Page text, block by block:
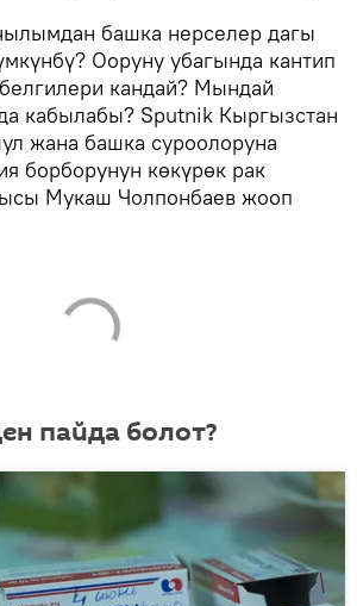
башка нерселер дагы
Ооруну убагында кантип
кандай? Мындай
кабылабы? Sputnik Кыргызстан
жана башка суроолоруна
борборунун көкүрөк рак
Мукаш Чолпонбаев жооп
пайда болот?